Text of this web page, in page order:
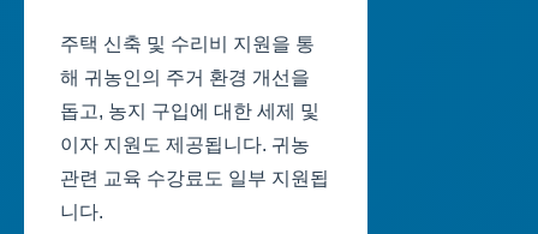
주택 신축 및 수리비 지원을 통
해 귀농인의 주거 환경 개선을
돕고, 농지 구입에 대한 세제 및
이자 지원도 제공됩니다. 귀농
관련 교육 수강료도 일부 지원됩
니다.